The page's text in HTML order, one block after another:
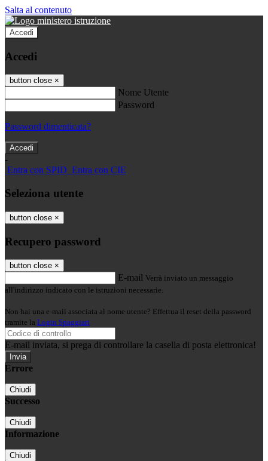
Salta al contenuto
Accedi
Accedi
button close ×
Nome Utente
Password
Password dimenticata?
-
Entra con SPID Entra con CIE
Seleziona utente
button close ×
Recupero password
button close ×
E-mail Verrà inviato un messaggio
all'indirizzo indicato con le istruzioni necessarie.
Non hai una e-mail associata al nome utente? Effettua il reset della password
tramite la Login Spaggiari
E-mail inviata, si prega di controllare la casella di posta elettronica!
Errore
Chiudi
Successo
Chiudi
Informazione
Chiudi